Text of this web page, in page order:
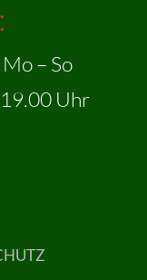
– So
Uhr